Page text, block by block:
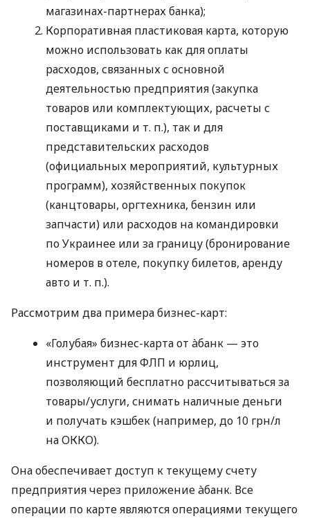
магазинах-партнерах банка);
Корпоративная пластиковая карта, которую
можно использовать как для оплаты
расходов, связанных с основной
деятельностью предприятия (закупка
товаров или комплектующих, расчеты с
поставщиками и т. п.), так и для
представительских расходов
(официальных мероприятий, культурных
программ), хозяйственных покупок
(канцтовары, оргтехника, бензин или
запчасти) или расходов на командировки
по Украинее или за границу (бронирование
номеров в отеле, покупку билетов, аренду
авто и т. п.).
Рассмотрим два примера бизнес-карт:
«Голубая» бизнес-карта от àбанк — это
инструмент для ФЛП и юрлиц,
позволяющий бесплатно рассчитываться за
товары/услуги, снимать наличные деньги
и получать кэшбек (например, до 10 грн/л
на ОККО).
Она обеспечивает доступ к текущему счету
предприятия через приложение àбанк. Все
операции по карте являются операциями текущего